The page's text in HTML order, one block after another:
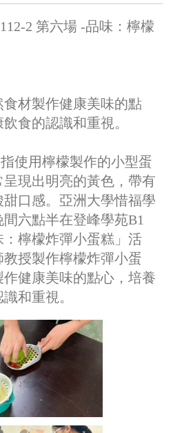
2 第六場 -品味：檸檬
食材製作健康美味的點
食的認識和重視。
使用檸檬製作的小型蛋
現出明亮的黃色，帶有
口感。亞洲大學惜福學
六點半在登峰學苑B1
檸檬炸彈小蛋糕」活
授製作檸檬炸彈小蛋
健康美味的點心，培養
和重視。